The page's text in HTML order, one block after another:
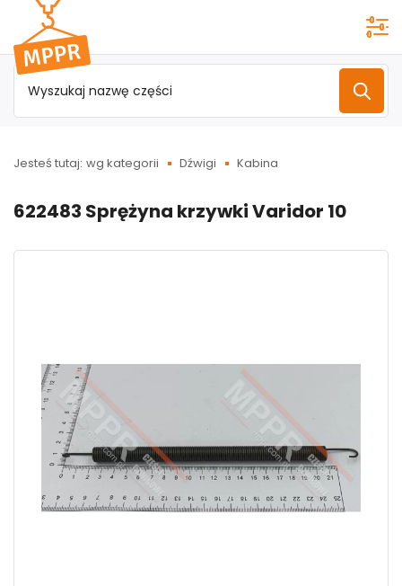
Przejdź do
menu
głównego
Jesteś tutaj: wg kategorii Dźwigi Kabina
622483 Sprężyna krzywki Varidor 10